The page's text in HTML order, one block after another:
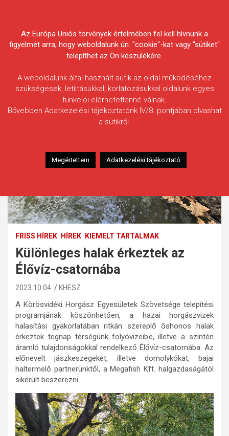
Egyesületek Szövetsége
FRISS HÍREK HÍREK KIEMELT TARTALMAK
Különleges halak érkeztek az
Élővíz-csatornába
2023.10.04. KHESZ
A Körösvidéki Horgász Egyesületek Szövetsége telepítési
programjának köszönhetően, a hazai horgászvizek
halasítási gyakorlatában ritkán szereplő őshonos halak
érkeztek tegnap térségünk folyóvizeibe, illetve a szintén
áramló tulajdonságokkal rendelkező Élővíz-csatornába. Az
előnevelt jászkeszegeket, illetve domolykókat, bajai
haltermelő partnerünktől, a Megafish Kft. halgazdaságától
sikerült beszerezni.
Az Európa Uniós törvények értelmében fel kell hívnunk a
figyelmét arra, hogy weboldalunk ún. "cookie"-kat vagy "sütiket"
telepíthet az Ön készülékére.
A weboldalunk által használt sütik az oldal működéséhez
szükségesek, letiltásukkal, korlátozásukkal oldalunk egyes
funkciói elérhetetlenné válnak.
Bővebben Adatkezelési tájékoztatónk IV/8. pontjában olvashat
a sütikről.
Megértettem Adatkezelési tájékoztató